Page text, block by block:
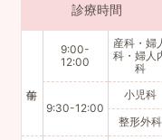
診療時間
9:00-
12:00
産科・婦
科・婦人
科
9:30-12:00
小児科
整形外科